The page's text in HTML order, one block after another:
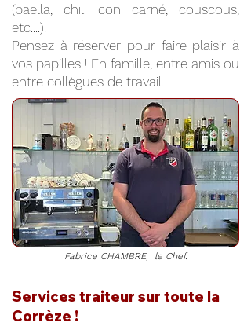
(paëlla, chili con carné, couscous,
etc....).
Pensez à réserver pour faire plaisir à
vos papilles ! En famille, entre amis ou
entre collègues de travail.
Fabrice CHAMBRE, le Chef.
Services traiteur sur toute la
Corrèze !